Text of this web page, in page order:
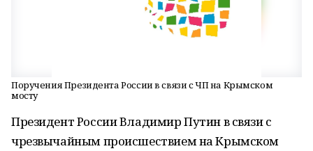
Поручения Президента России в связи с ЧП на Крымском
мосту
Президент России Владимир Путин в связи с
чрезвычайным происшествием на Крымском